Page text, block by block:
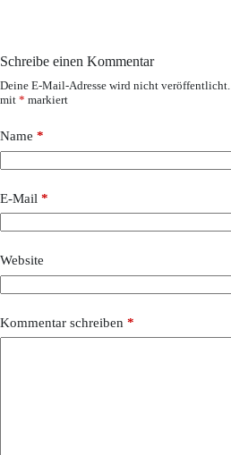
Schreibe einen Kommentar
Deine E-Mail-Adresse wird nicht veröffentlicht.
mit * markiert
Name *
E-Mail *
Website
Kommentar schreiben *